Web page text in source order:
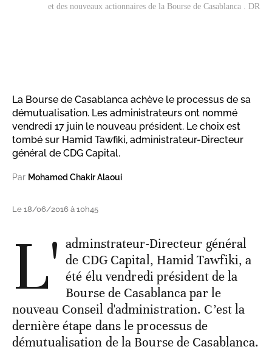
et des nouveaux actionnaires de la Bourse de Casablanca . DR
La Bourse de Casablanca achève le processus de sa
démutualisation. Les administrateurs ont nommé
vendredi 17 juin le nouveau président. Le choix est
tombé sur Hamid Tawfiki, administrateur-Directeur
général de CDG Capital.
Par Mohamed Chakir Alaoui
Le 18/06/2016 à 10h45
L' adminstrateur-Directeur général
de CDG Capital, Hamid Tawfiki, a
été élu vendredi président de la
Bourse de Casablanca par le
nouveau Conseil d'administration. C’est la
dernière étape dans le processus de
démutualisation de la Bourse de Casablanca.